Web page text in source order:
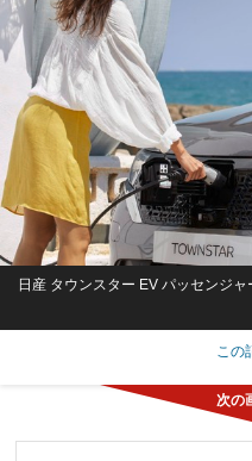
日産 タウンスター EV パッセンジャ
この